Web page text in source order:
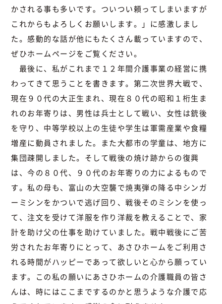
かされる事も多いです。ついつい頼ってしまいますが
これからもよろしくお願いします。」に感激しまし
た。感動的な話が他にもたくさん載っていますので、
ぜひホームページをご覧ください。
最後に、私がこれまで１２年間介護事業の経営に携
わってきて思うことを書きます。第二次世界大戦で、
現在９０代の大正生まれ、現在８０代の昭和１桁生ま
れのお年寄りは、男性は兵士として戦い、女性は銃後
を守り、中等学校以上の生徒や学生は軍需産業や食糧
増産に動員されました。また大都市の学童は、地方に
集団疎開しました。そして戦後の焼け跡からの復興
は、今の８０代、９０代のお年寄りの力によるもので
す。私の母も、富山の大空襲で焼夷弾の降る中シンガ
ーミシンをかついで逃げ回り、戦後そのミシンを使っ
て、注文を受けて洋服を作り洋裁を教えることで、家
計を助け父の仕事を助けていました。戦中戦後にご苦
労されたお年寄りにとって、あさひホームをご利用さ
れる時間がハッピーであって欲しいと心から願ってい
ます。この私の願いにあさひホームの介護職員の皆さ
んは、時にはここまでするのかと思うような介護で応